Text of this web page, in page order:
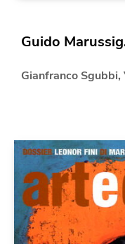
Guido
Gianfranco Sgubbi,